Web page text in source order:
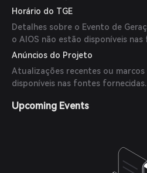
Horário do TGE
Detalhes sobre o Evento de
o AIOS não estão disponíveis
Anúncios do Projeto
Atualizações recentes ou marcos
disponíveis nas fontes fornecidas.
Upcoming Events